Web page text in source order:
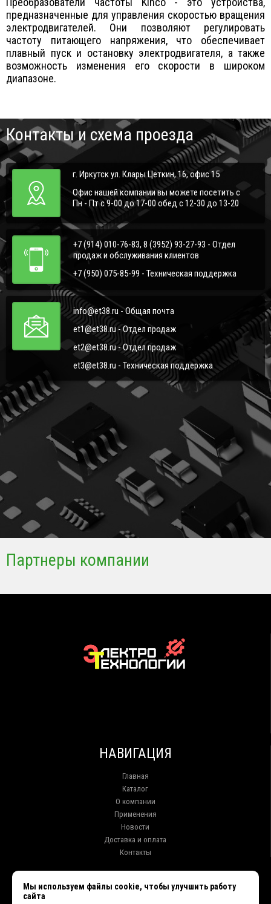
предназначенные для управления скоростью вращения
электродвигателей. Они позволяют регулировать
частоту питающего напряжения, что обеспечивает
плавный пуск и остановку электродвигателя, а также
возможность изменения его скорости в широком
диапазоне.
Контакты и схема проезда
г. Иркутск ул. Клары Цеткин, 16, офис 15
Офис нашей компании вы можете посетить с
Пн - Пт с 9-00 до 17-00 обед с 12-30 до 13-20
+7 (914) 010-76-83, 8 (3952) 93-27-93 - Отдел
продаж и обслуживания клиентов
+7 (950) 075-85-99 - Техническая поддержка
info@et38.ru - Общая почта
et1@et38.ru - Отдел продаж
et2@et38.ru - Отдел продаж
et3@et38.ru - Техническая поддержка
Партнеры компании
НАВИГАЦИЯ
Главная
Каталог
О компании
Применения
Новости
Доставка и оплата
Контакты
Мы используем файлы cookie, чтобы улучшить работу
сайта